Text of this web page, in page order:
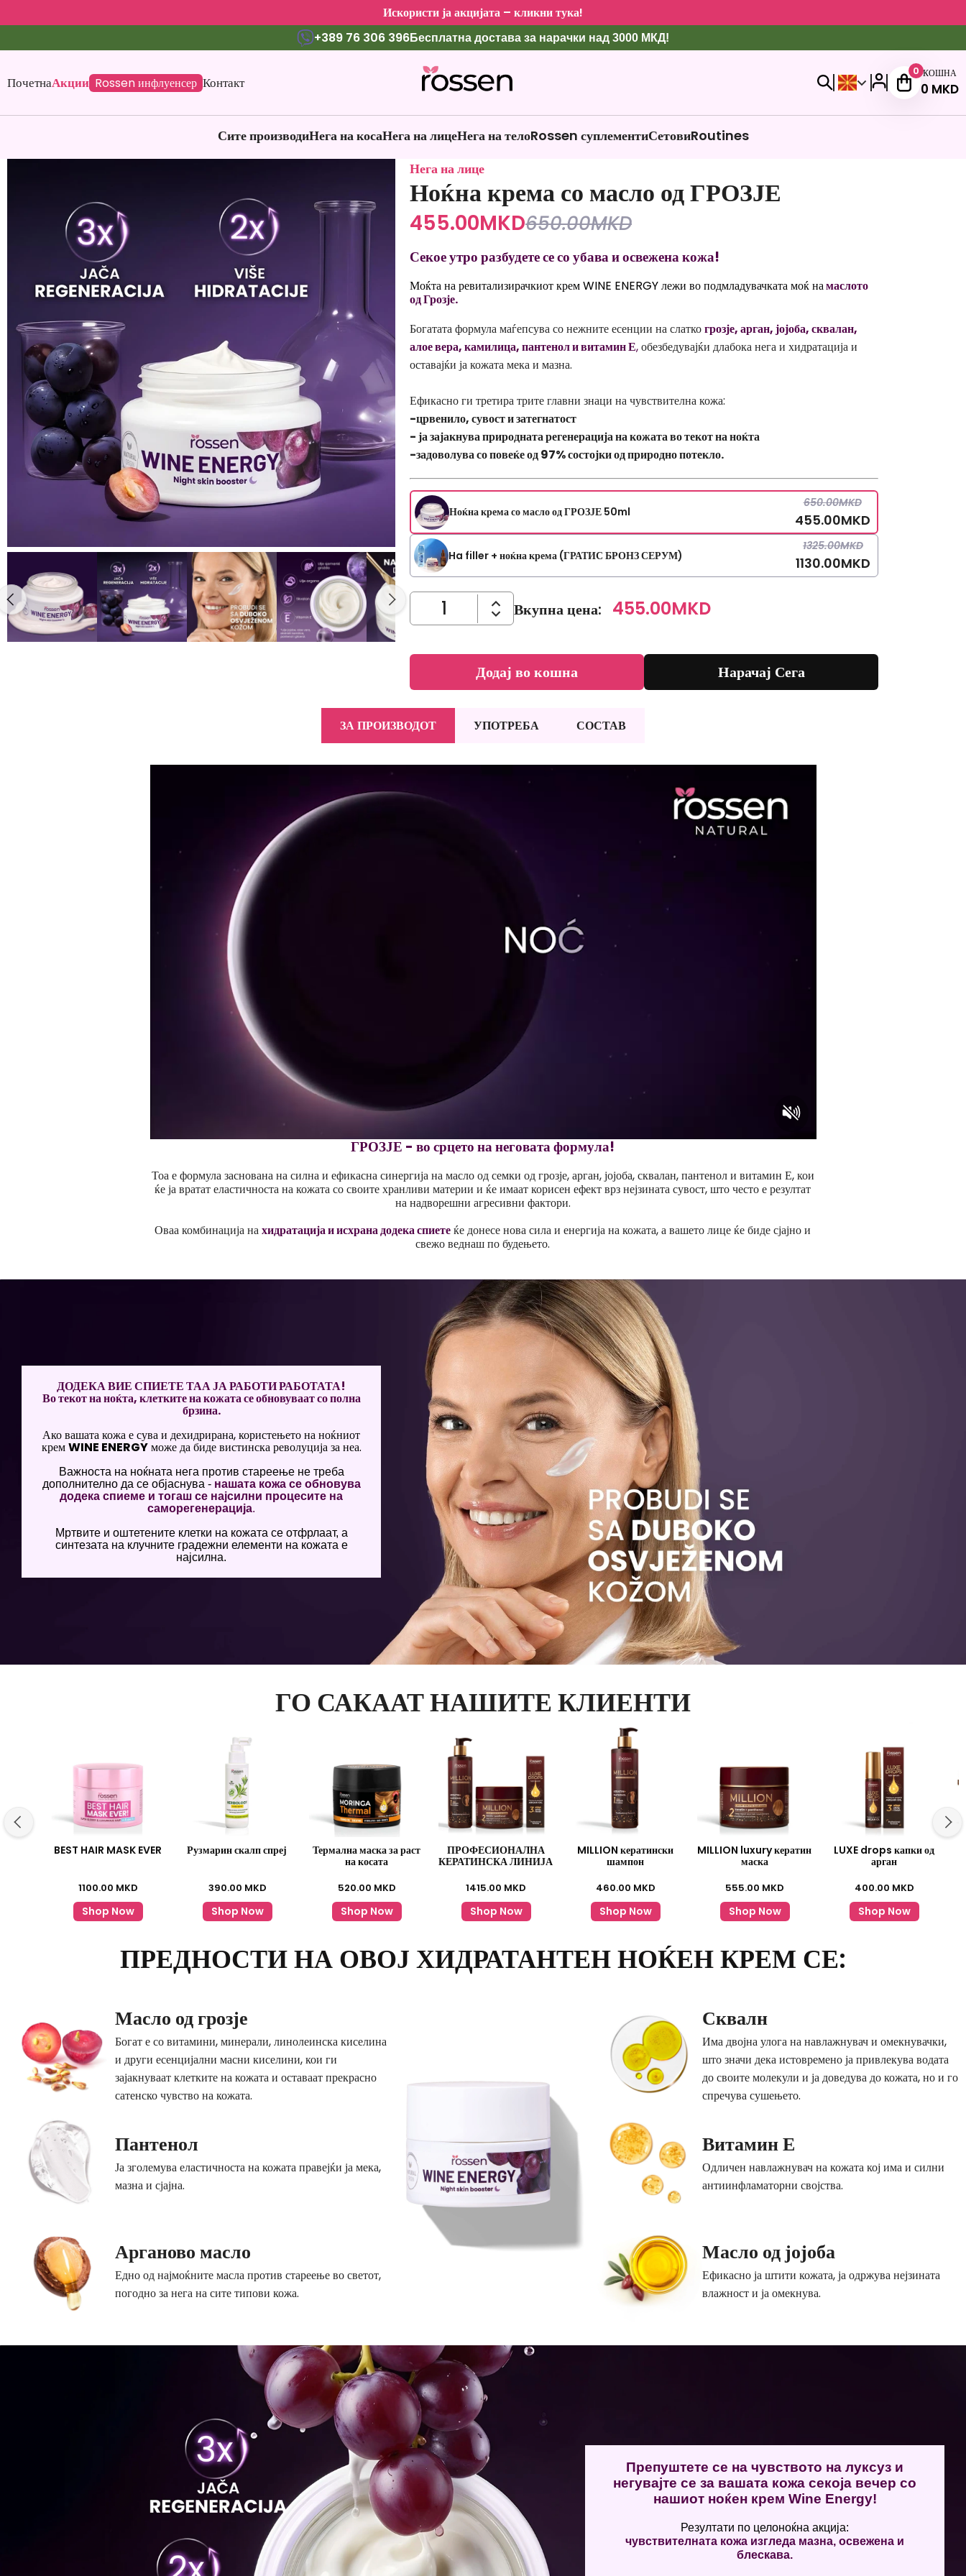
Искористи ја акцијата – кликни тука!
+389 76 306 396Бесплатна достава за нарачки над 3000 МКД!
ПочетнаАкции Rossen инфлуенсер Контакт
0 КОШНА
0 MKD
Сите производиНега на косаНега на лицеНега на телоRossen суплементиСетовиRoutines
Нега на лице
Ноќна крема со масло од ГРОЗЈЕ
455.00MKD650.00MKD
Секое утро разбудете се со убава и освежена кожа!
Моќта на ревитализирачкиот крем WINE ENERGY лежи во подмладувачката моќ намаслото
од Грозје.
Богатата формула маѓепсува со нежните есенции на слаткогрозје, арган, јојоба, сквалан,
алое вера, камилица, пантенол и витамин Е,обезбедувајќи длабока нега и хидратација и
оставајќи ја кожата мека и мазна.
Ефикасно ги третира трите главни знаци на чувствителна кожа:
-црвенило, сувост и затегнатост
- ја зајакнува природната регенерација на кожата во текот на ноќта
-задоволува со повеќе од 97% состојки од природно потекло.
Ноќна крема со масло од ГРОЗЈЕ 50ml
650.00MKD
455.00MKD
Ha filler + ноќна крема (ГРАТИС БРОНЗ СЕРУМ)
1325.00MKD
1130.00MKD
Вкупна цена: 455.00MKD
Нарачај Сега
Додај во кошна
ЗА ПРОИЗВОДОТ УПОТРЕБА СОСТАВ
ГРОЗЈЕ - во срцето на неговата формула!
Тоа е формула заснована на силна и ефикасна синергија на масло од семки од грозје, арган, јојоба, сквалан, пантенол и витамин Е, кои
ќе ја вратат еластичноста на кожата со своите хранливи материи и ќе имаат корисен ефект врз нејзината сувост, што често е резултат
на надворешни агресивни фактори.
Оваа комбинација нахидратација и исхрана додека спиетеќе донесе нова сила и енергија на кожата, а вашето лице ќе биде сјајно и
свежо веднаш по будењето.
ДОДЕКА ВИЕ СПИЕТЕ ТАА ЈА РАБОТИ РАБОТАТА!
Во текот на ноќта, клетките на кожата се обновуваат со полна
брзина.
Ако вашата кожа е сува и дехидрирана, користењето на ноќниот
кремWINE ENERGYможе да биде вистинска револуција за неа.
Важноста на ноќната нега против стареење не треба
дополнително да се објаснува - нашата кожа се обновува
додека спиеме и тогаш се најсилни процесите на
саморегенерација.
Мртвите и оштетените клетки на кожата се отфрлаат, а
синтезата на клучните градежни елементи на кожата е
најсилна.
ГО САКААТ НАШИТЕ КЛИЕНТИ
BEST HAIR MASK EVER
1100.00 MKD
Shop Now
Рузмарин скалп спреј
390.00 MKD
Shop Now
Термална маска за раст
на косата
520.00 MKD
Shop Now
ПРОФЕСИОНАЛНА
КЕРАТИНСКА ЛИНИЈА
1415.00 MKD
Shop Now
MILLION кератински
шампон
460.00 MKD
Shop Now
MILLION luxury кератин
маска
555.00 MKD
Shop Now
LUXE drops капки од
арган
400.00 MKD
Shop Now
ПРЕДНОСТИ НА ОВОЈ ХИДРАТАНТЕН НОЌЕН КРЕМ СЕ:
Масло од грозје
Богат е со витамини, минерали, линолеинска киселина
и други есенцијални масни киселини, кои ги
зајакнуваат клетките на кожата и оставаат прекрасно
сатенско чувство на кожата.
Пантенол
Ја зголемува еластичноста на кожата правејќи ја мека,
мазна и сјајна.
Арганово масло
Едно од најмоќните масла против стареење во светот,
погодно за нега на сите типови кожа.
Сквалн
Има двојна улога на навлажнувач и омекнувачки,
што значи дека истовремено ја привлекува водата
до своите молекули и ја доведува до кожата, но и го
спречува сушењето.
Витамин Е
Одличен навлажнувач на кожата кој има и силни
антиинфламаторни својства.
Масло од јојоба
Ефикасно ја штити кожата, ја одржува нејзината
влажност и ја омекнува.
Препуштете се на чувството на луксуз и
негувајте се за вашата кожа секоја вечер со
нашиот ноќен крем Wine Energy!
Резултати по целоноќна акција:
чувствителната кожа изгледа мазна, освежена и
блескава.